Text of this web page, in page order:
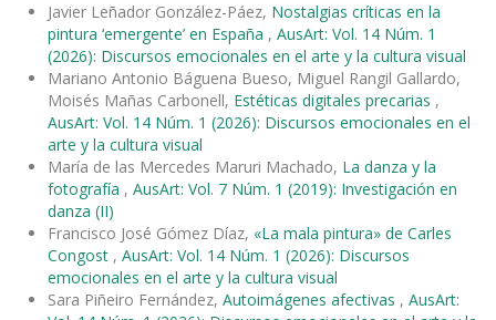
Javier Leñador González-Páez, Nostalgias críticas en la
pintura ‘emergente’ en España , AusArt: Vol. 14 Núm. 1
(2026): Discursos emocionales en el arte y la cultura visual
Mariano Antonio Báguena Bueso, Miguel Rangil Gallardo,
Moisés Mañas Carbonell, Estéticas digitales precarias ,
AusArt: Vol. 14 Núm. 1 (2026): Discursos emocionales en el
arte y la cultura visual
María de las Mercedes Maruri Machado, La danza y la
fotografía , AusArt: Vol. 7 Núm. 1 (2019): Investigación en
danza (II)
Francisco José Gómez Díaz, «La mala pintura» de Carles
Congost , AusArt: Vol. 14 Núm. 1 (2026): Discursos
emocionales en el arte y la cultura visual
Sara Piñeiro Fernández, Autoimágenes afectivas , AusArt: